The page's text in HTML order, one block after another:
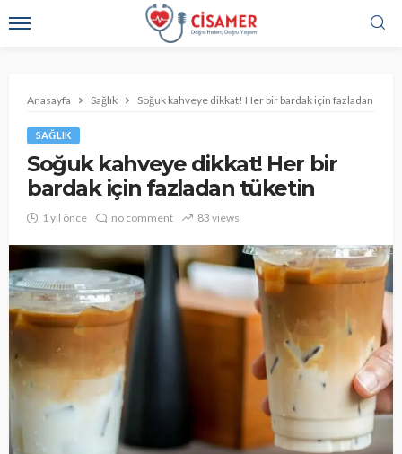
Anasayfa Sağlık Soğuk kahveye dikkat! Her bir bardak için fazladan
SAĞLIK
Soğuk kahveye dikkat! Her bir
bardak için fazladan tüketin
1 yıl önce no comment 83 views